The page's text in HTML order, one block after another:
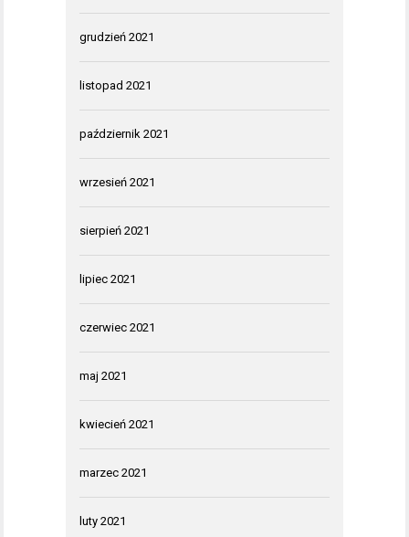
grudzień 2021
listopad 2021
październik 2021
wrzesień 2021
sierpień 2021
lipiec 2021
czerwiec 2021
maj 2021
kwiecień 2021
marzec 2021
luty 2021